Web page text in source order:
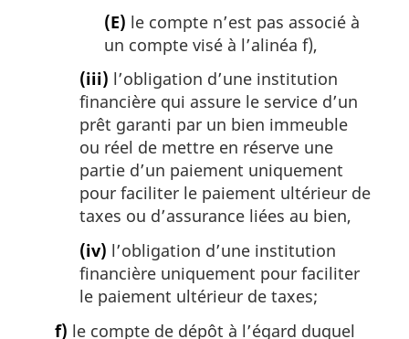
(E) le compte n’est pas associé à
un compte visé à l’alinéa f),
(iii) l’obligation d’une institution
financière qui assure le service d’un
prêt garanti par un bien immeuble
ou réel de mettre en réserve une
partie d’un paiement uniquement
pour faciliter le paiement ultérieur de
taxes ou d’assurance liées au bien,
(iv) l’obligation d’une institution
financière uniquement pour faciliter
le paiement ultérieur de taxes;
f) le compte de dépôt à l’égard duquel